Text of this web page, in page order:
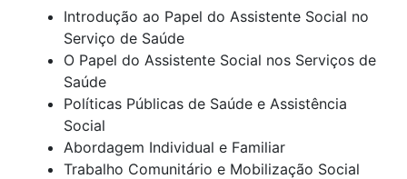
Introdução ao Papel do Assistente Social no
Serviço de Saúde
O Papel do Assistente Social nos Serviços de
Saúde
Políticas Públicas de Saúde e Assistência
Social
Abordagem Individual e Familiar
Trabalho Comunitário e Mobilização Social